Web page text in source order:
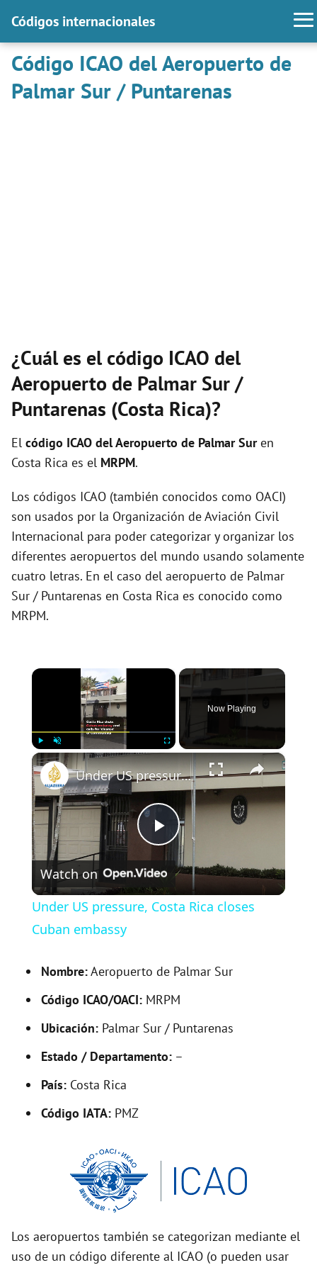
Códigos internacionales
Código ICAO del Aeropuerto de
Palmar Sur / Puntarenas
¿Cuál es el código ICAO del
Aeropuerto de Palmar Sur /
Puntarenas (Costa Rica)?
El código ICAO delAeropuerto de Palmar Suren
Costa Rica es el MRPM.
Los códigos ICAO (también conocidos como OACI)
son usados por la Organización de Aviación Civil
Internacional para poder categorizar y organizar los
diferentes aeropuertos del mundo usando solamente
cuatro letras. En el caso del aeropuerto de Palmar
Sur / Puntarenas en Costa Rica es conocido como
MRPM.
×
Unmute
Now Playing
×
P
l
y
i
Under US pressure, Costa Rica closes Cuban embassy
Watch on
Under US pressure, Costa Rica closes
Cuban embassy
Nombre:Aeropuerto de Palmar Sur
Código ICAO/OACI: MRPM
Ubicación: Palmar Sur / Puntarenas
Estado / Departamento: –
País: Costa Rica
Código IATA: PMZ
Los aeropuertos también se categorizan mediante el
uso de un código diferente al ICAO (o pueden usar